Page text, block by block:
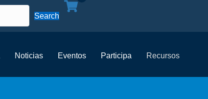
Search
Noticias Eventos Participa Recursos